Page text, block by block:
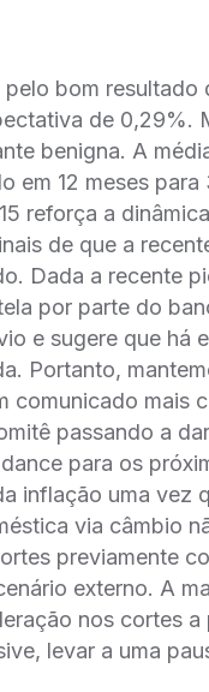
bom
de 0,29%.
benigna. A
em 12 meses
reforça a
de que a
Dada a recente
por parte do
e sugere que há
Portanto,
comunicado mais
passando a
para os
inflação uma vez
via câmbio
previamente
externo. A
nos cortes
levar a uma